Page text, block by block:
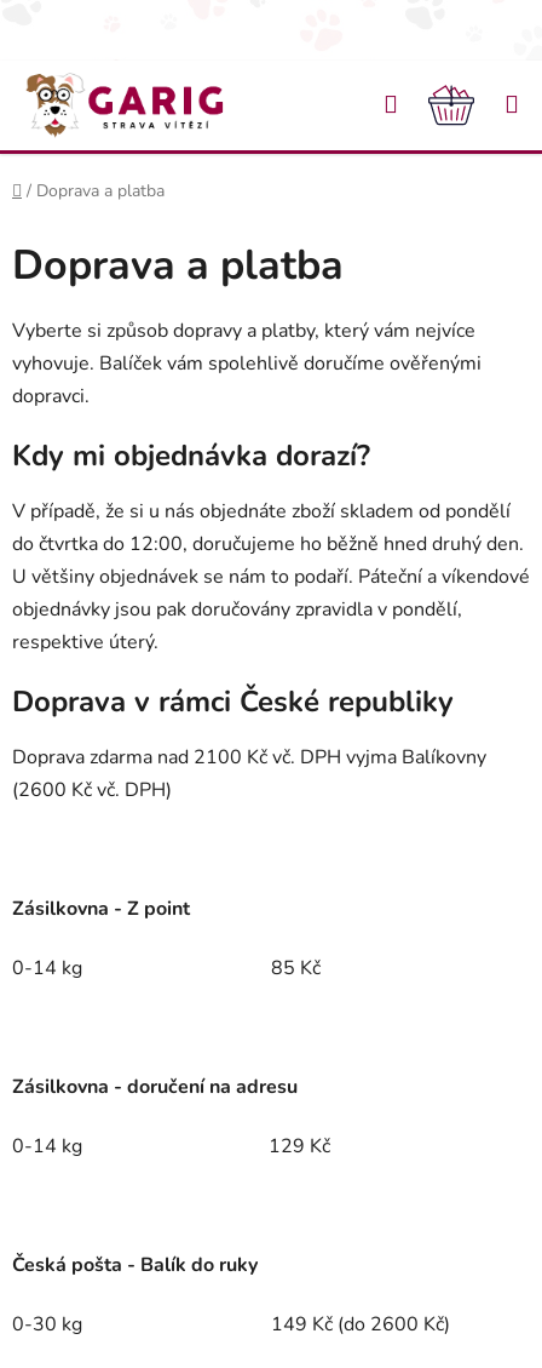
Přejít na obsah
Hledat
Domů
/ Doprava a platba
Doprava a platba
Vyberte si způsob dopravy a platby, který vám nejvíce
vyhovuje. Balíček vám spolehlivě doručíme ověřenými
dopravci.
Kdy mi objednávka dorazí?
V případě, že si u nás objednáte zboží skladem od pondělí
do čtvrtka do 12:00, doručujeme ho běžně hned druhý den.
U většiny objednávek se nám to podaří. Páteční a víkendové
objednávky jsou pak doručovány zpravidla v pondělí,
respektive úterý.
Doprava v rámci České republiky
Doprava zdarma nad 2100 Kč vč. DPH vyjma Balíkovny
(2600 Kč vč. DPH)
Zásilkovna - Z point
0-14 kg 85 Kč
Zásilkovna - doručení na adresu
0-14 kg 129 Kč
Česká pošta - Balík do ruky
0-30 kg 149 Kč (do 2600 Kč)